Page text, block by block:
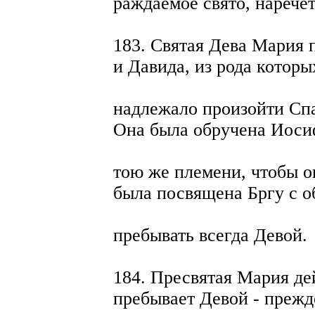
183. Святая Дева Мария
и Давида, из рода
надлежало произойти
Она была обручена
тою же племени, чтобы
была посвящена Бргу с
пребывать всегда Девой.
184. Пресвятая Мария
пребывает Девой -